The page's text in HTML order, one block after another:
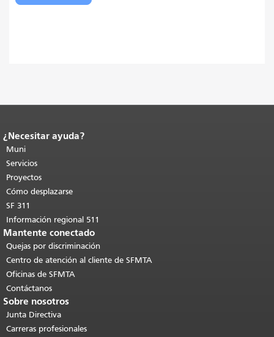
Fin del contenido de la página.
de esta página se repite en todas las
páginas.Volver al principio del
contenido principal
¿Necesitar ayuda?
Muni
Servicios
Proyectos
Cómo desplazarse
SF 311
Información regional 511
Mantente conectado
Quejas por discriminación
Centro de atención al cliente de SFMTA
Oficinas de SFMTA
Contáctanos
Sobre nosotros
Junta Directiva
Carreras profesionales